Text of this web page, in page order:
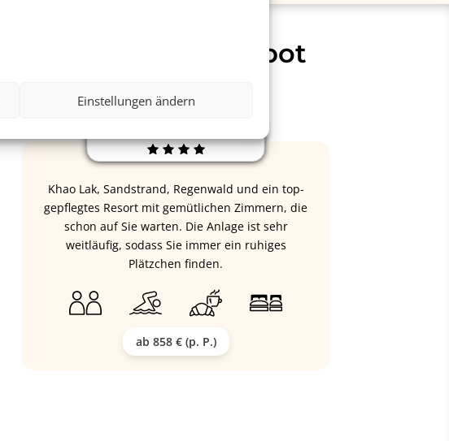
Einstellungen ändern
Unser Top-Angebot
Khao Lak, Sandstrand, Regenwald und ein top-
gepflegtes Resort mit gemütlichen Zimmern, die
schon auf Sie warten. Die Anlage ist sehr
weitläufig, sodass Sie immer ein ruhiges
Plätzchen finden.
ab 858 € (p. P.)